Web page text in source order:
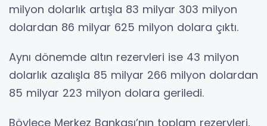
milyon dolarlık artışla 83 milyar 303 milyon
dolardan 86 milyar 625 milyon dolara çıktı.
Aynı dönemde altın rezervleri ise 43 milyon
dolarlık azalışla 85 milyar 266 milyon dolardan
85 milyar 223 milyon dolara geriledi.
Böylece Merkez Bankası’nın toplam rezervleri,